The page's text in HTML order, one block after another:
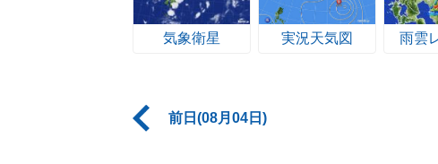
気象衛星 実況天気図 雨雲
前日(08月04日)